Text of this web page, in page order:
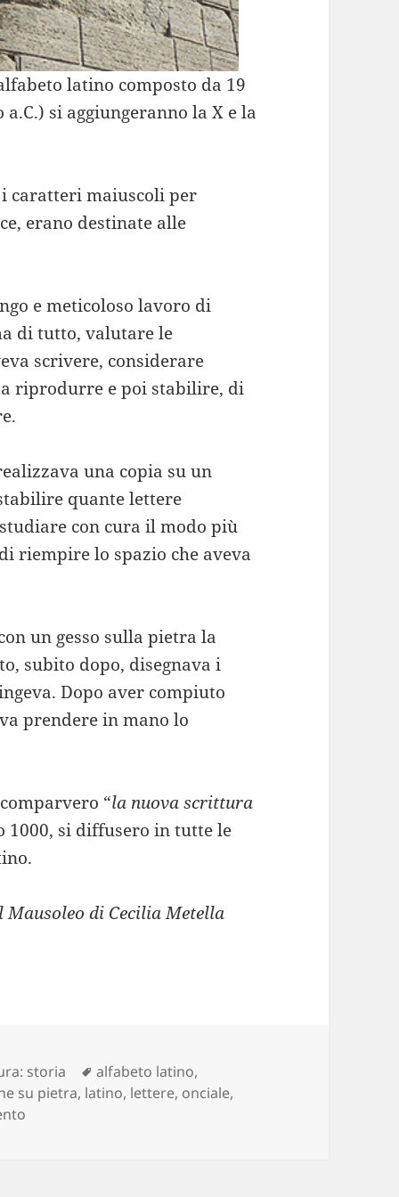
latino composto da 19
si aggiungeranno la X e la
caratteri maiuscoli per
erano destinate alle
e meticoloso lavoro di
di tutto, valutare le
scrivere, considerare
riprodurre e poi stabilire, di
una copia su un
quante lettere
con cura il modo più
riempire lo spazio che aveva
un gesso sulla pietra la
subito dopo, disegnava i
Dopo aver compiuto
prendere in mano lo
“la nuova scrittura
1000, si diffusero in tutte le
di Cecilia Metella
storia Tag
alfabeto latino,
su pietra, latino, lettere, onciale,